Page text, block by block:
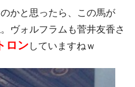
かと思ったら、この馬が
ヴォルフラムも菅井友香さ
ロンしていますねｗ